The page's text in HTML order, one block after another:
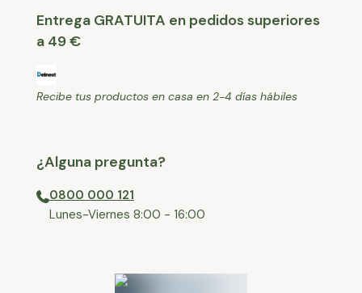
Entrega GRATUITA en pedidos superiores
a 49 €
Recibe tus productos en casa en 2-4 días hábiles
¿Alguna pregunta?
0800 000 121
⁠Lunes-Viernes 8:00 - 16:00